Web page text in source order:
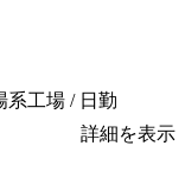
系工場 / 日勤
詳細を表示